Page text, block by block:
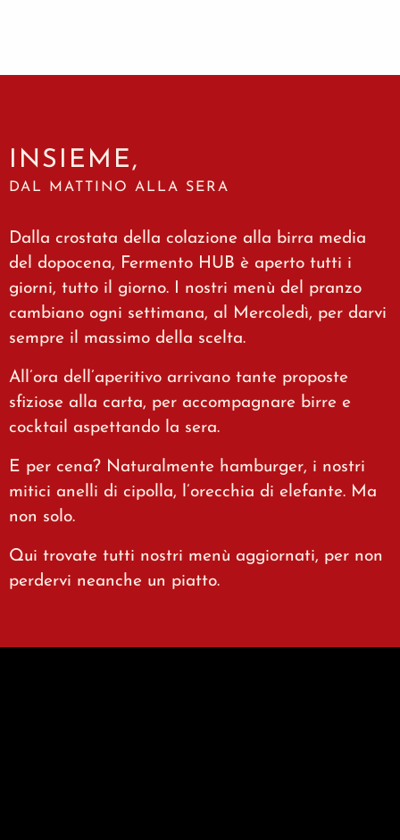
INSIEME,
DAL MATTINO ALLA SERA
Dalla crostata della colazione alla birra media
del dopocena, Fermento HUB è aperto tutti i
giorni, tutto il giorno. I nostri menù del pranzo
cambiano ogni settimana, al Mercoledì, per darvi
sempre il massimo della scelta.
All’ora dell’aperitivo arrivano tante proposte
sfiziose alla carta, per accompagnare birre e
cocktail aspettando la sera.
E per cena? Naturalmente hamburger, i nostri
mitici anelli di cipolla, l’orecchia di elefante. Ma
non solo.
Qui trovate tutti nostri menù aggiornati, per non
perdervi neanche un piatto.